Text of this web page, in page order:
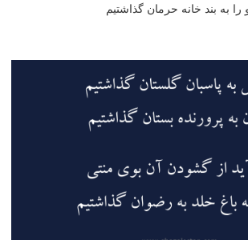
را به بند خانه حرمان گذاشتيم